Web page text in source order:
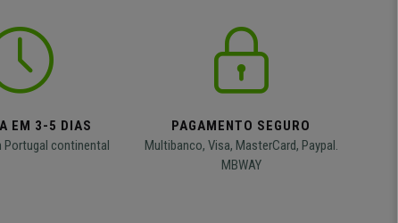
EM 3-5 DIAS
Portugal continental
PAGAMENTO SEGURO
Multibanco, Visa, MasterCard, Paypal.
MBWAY